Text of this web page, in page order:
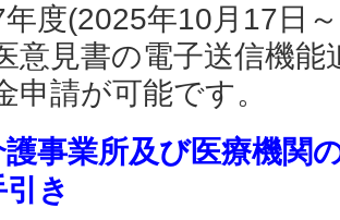
度(2025年10月17日
意見書の電子送信機
申請が可能です。
護事業所及び医療機
き